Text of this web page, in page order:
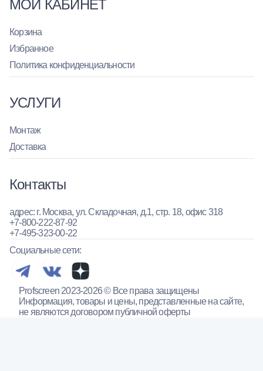
МОЙ КАБИНЕТ
Корзина
Избранное
Политика конфиденциальности
УСЛУГИ
Монтаж
Доставка
Контакты
адрес: г. Москва, ул. Складочная, д.1, стр. 18, офис 318
+7-800-222-87-92
+7-495-323-00-22
Социальные сети:
Profscreen 2023-2026 © Все права защищены
Информация, товары и цены, представленные на сайте,
не являются договором публичной оферты